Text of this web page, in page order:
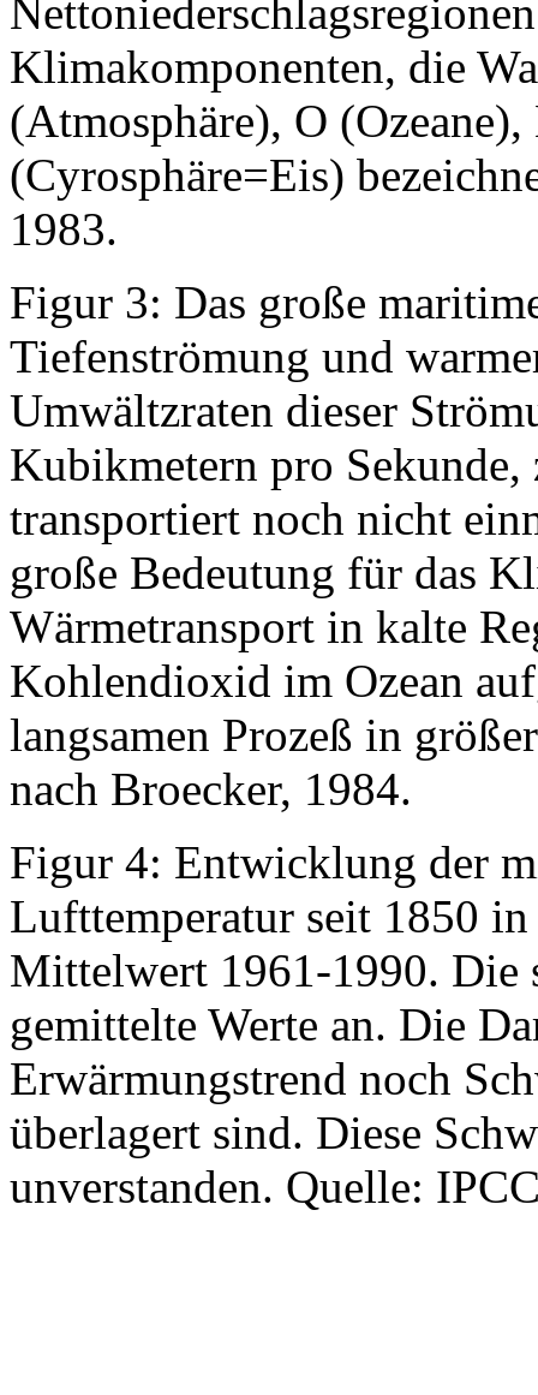
Klimakomponenten, die
(Atmosphäre), O
(Cyrosphäre=Eis)
1983.
Figur 3: Das große
Tiefenströmung und
Umwältzraten dieser
Kubikmetern pro
transportiert noch nicht
große Bedeutung für das
Wärmetransport in kalte
Kohlendioxid im Ozean
langsamen Prozeß in
nach Broecker, 1984.
Figur 4: Entwicklung der
Lufttemperatur seit 1850
Mittelwert 1961-1990. Die
gemittelte Werte an. Die
Erwärmungstrend noch
überlagert sind. Diese
unverstanden. Quelle: